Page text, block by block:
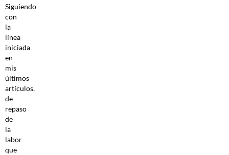
Siguiendo
con
la
línea
iniciada
en
mis
últimos
artículos,
de
repaso
de
la
labor
que